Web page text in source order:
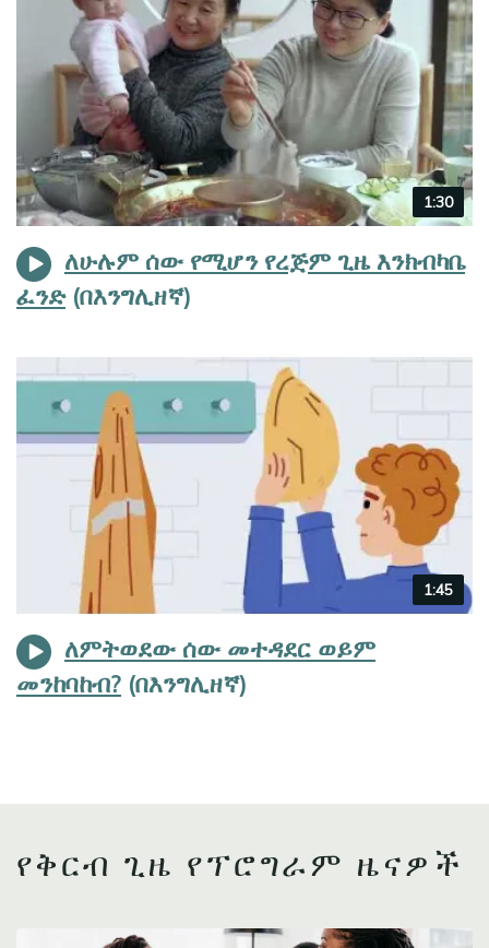
Video
duration
1:30
ለሁሉም ሰው የሚሆን የረጅም ጊዜ እንክብካቤ
ፈንድ
Video
duration
1:45
ለምትወደው ሰው መተዳደር ወይም
መንከባከብ?
የቅርብ ጊዜ የፕሮግራም ዜናዎች